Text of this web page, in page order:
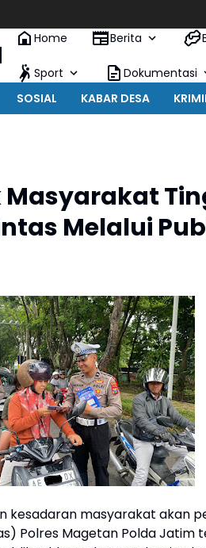
Home Berita
Sport
Dokumentasi
SOSIAL KABAR DESA
Masyarakat
Melalui
kesadaran masyarakat akan
Polres Magetan Polda Jatim